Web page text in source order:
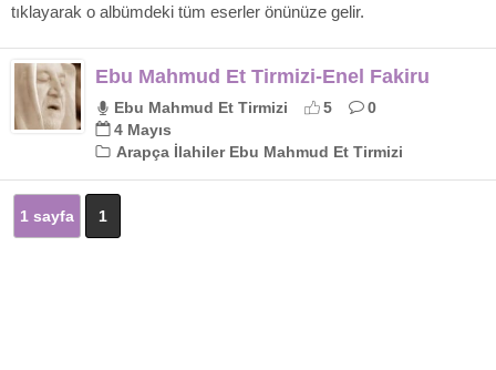
tıklayarak o albümdeki tüm eserler önünüze gelir.
Ebu Mahmud Et Tirmizi-Enel Fakiru
Ebu Mahmud Et Tirmizi 5
0
4 Mayıs
Arapça İlahiler Ebu Mahmud Et Tirmizi
1 sayfa 1